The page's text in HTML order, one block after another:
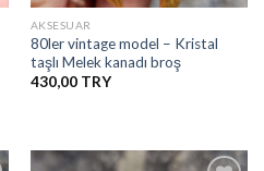
AKSESUAR
80ler vintage model – Kristal
taşlı Melek kanadı broş
430,00